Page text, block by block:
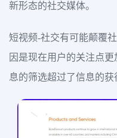
新形态的社交媒体。
短视频-社交有可能颠覆
因是现在用户的关注点
息的筛选超过了信息的获